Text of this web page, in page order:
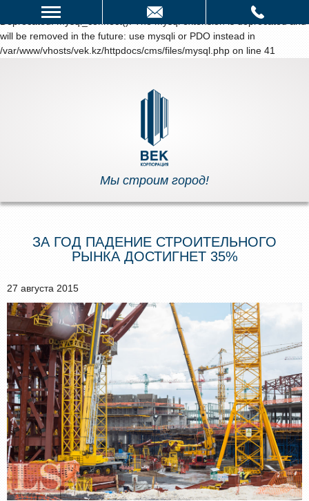
Deprecated: mysql_connect(): The mysql extension is deprecated and
will be removed in the future: use mysqli or PDO instead in
/var/www/vhosts/vek.kz/httpdocs/cms/files/mysql.php on line 41
написать нам
Мы строим город!
ЗА ГОД ПАДЕНИЕ СТРОИТЕЛЬНОГО
РЫНКА ДОСТИГНЕТ 35%
27 августа 2015